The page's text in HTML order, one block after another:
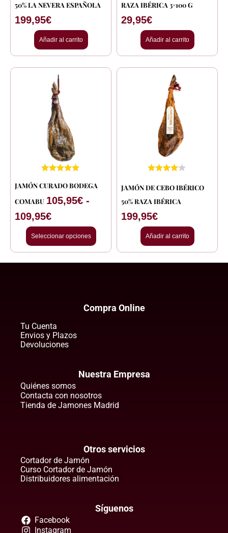
50% LA NEVERA ESPAÑOLA
199,95€
Añadir al carrito
RAZA IBÉRICA 3×100 G
29,95€
Añadir al carrito
JAMÓN CURADO BODEGA
COMABU 105,95€ -
109,95€
Rango
de
precios:
desde
105,95€
hasta
109,95€
Seleccionar opciones
JAMÓN DE CEBO IBÉRICO
50% RAZA IBÉRICA
199,95€
Añadir al carrito
Compra Online
Tu Cuenta
Envios y Plazos
Devoluciones
Nuestra Empresa
Quiénes somos
Contacta con nosotros
Tienda de Jamones Madrid
Otros servicios
Cortador de Jamón
Curso Cortador de Jamón
Distribuidores alimentación
Síguenos
Facebook
Instagram